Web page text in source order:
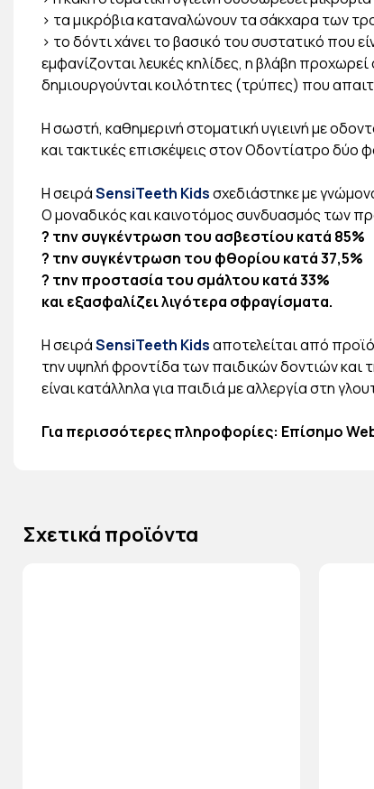
> τα μικρόβια καταναλώνουν τα σάκχαρα των
> το δόντι χάνει το βασικό του συστατικό που
εμφανίζονται λευκές κηλίδες, η βλάβη
δημιουργούνται κοιλότητες (τρύπες) που
Η σωστή, καθημερινή στοματική υγιεινή με
και τακτικές επισκέψεις στον Οδοντίατρο δύο
Η σειράSensiTeeth Kidsσχεδιάστηκε με
Ο μοναδικός και καινοτόμος συνδυασμός των
? την συγκέντρωση του ασβεστίου κατά 85%
? την συγκέντρωση του φθορίου κατά 37,5%
? την προστασία του σμάλτου κατά 33%
και εξασφαλίζει λιγότερα σφραγίσματα.
Η σειράSensiTeeth Kidsαποτελείται από
την υψηλή φροντίδα των παιδικών δοντιών και
είναι κατάλληλα για παιδιά με αλλεργία στη
Για περισσότερες πληροφορίες: Επίσημο
Σχετικά προϊόντα